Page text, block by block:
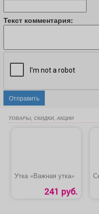
Текст комментария:
Отправить
ТОВАРЫ, СКИДКИ, АКЦИИ
Утка «Важная утка»
241 руб.